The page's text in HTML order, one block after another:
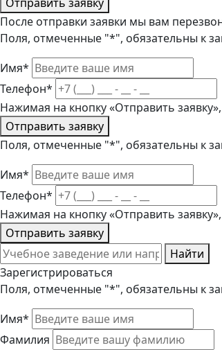
После отправки заявки мы вам
Поля, отмеченные "*", обязательны к
Имя*
Телефон*
Нажимая на кнопку «Отправить
Отправить заявку
Поля, отмеченные "*", обязательны к
Имя*
Телефон*
Нажимая на кнопку «Отправить
Отправить заявку
Найти
Зарегистрироваться
Поля, отмеченные "*", обязательны к
Имя*
Фамилия